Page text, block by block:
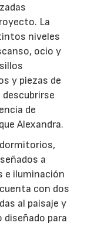
La
niveles
ocio y
y piezas de
de
Alexandra.
a
e iluminación
con dos
al paisaje y
para